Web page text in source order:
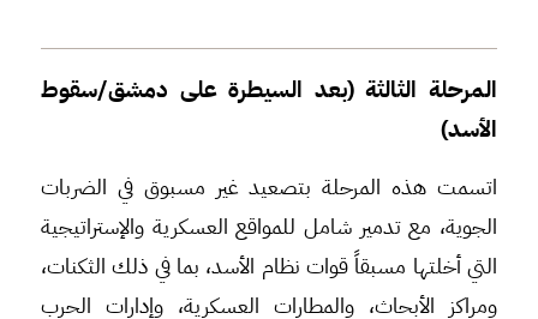
المرحلة الثالثة (بعد السيطرة على دمشق/سقوط
الأسد)
اتسمت هذه المرحلة بتصعيد غير مسبوق في الضربات
الجوية، مع تدمير شامل للمواقع العسكرية والإستراتيجية
التي أخلتها مسبقاً قوات نظام الأسد، بما في ذلك الثكنات،
ومراكز الأبحاث، والمطارات العسكرية، وإدارات الحرب